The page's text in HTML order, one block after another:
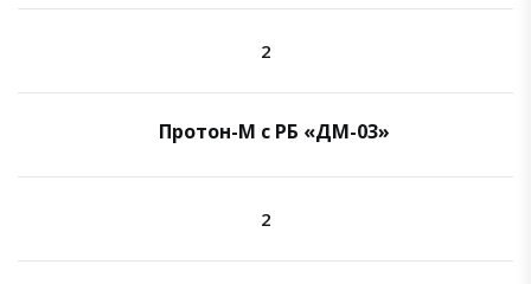
2
Протон-М с РБ «ДМ-03»
2